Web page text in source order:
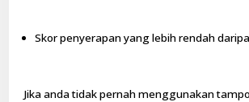
Skor penyerapan yang lebih rendah
Jika anda tidak pernah menggunakan